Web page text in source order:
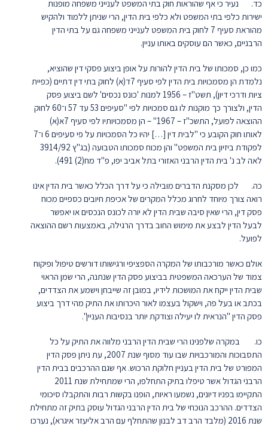
כד. נעיר כי אף שהוראות חוק בתי המשפט לענייני משפחה מופנות
ישירות כלפי בתי המשפט ולא כלפי בית הדין, הרי שניתן ללמוד ולהקיש
מהוראת סעיף 7 לחוק בית המשפט לענייני משפחה גם על בתי הדין
הרבניים, כאשר הם עוסקים באותו עניין.
כמו כן, סמכותו של בית הדין להורות על אופן ביצוע פסקי דין שהוציא,
נלמדת הן מסמכויות בית הדין לפי סעיף 7ד(א) לחוק בתי דין דתיים (כפיית
ציות ודרכי דיון), תשט"ז – 1956 למנות 'כונס נכסים' לשם ביצוע פסק
הדין, ולצורך כך מוקנות לו גם סמכויות לפי "סעיפים 53 עד 57 ו־60 לחוק
ההוצאה לפועל, התשכ"ז – 1967" – הן מסמכויותיו לפי סעיף 7א(א)
לאותו חוק הקובע כי "לבית דין […] יהיו כל הסמכויות על פי סעיפים 6 ו־7
לפקודת ביזיון בית המשפט" והן מכוח סמכותו הטבועה (בג"ץ 3914/92
לאה לב נ' בית הדין הרבני האזורי בתל אביב יפו, פ"ד מח(2) 491).
כה. לכן מסקנת הדברים מובילה כי על דרך הכלל כאשר בית הדין אינו
רואה צורך מיוחד לחרוג מכלל המקרים של אכיפת חיובים כספיים מכוח
פסק דין, הרי שאין סיבה שבית הדין לא יורה לכונס הנכסים או יאפשר
לבעל הדין לבצע את מימוש החוב בדרך הרגילה, באמצעות רשם ההוצאה
לפועל.
אולם כאשר מורכבותו של המקרה הספציפי ורגישותו דורשים טיפול ופיקוח
צמוד של הערכאה המשפטית בביצוע פסק הדין שנתנה, הרי שמן הראוי
שבית הדין ייקח את המושכות לידיו, במובן זה שייבחן וישמע את הצדדים,
בכתב או בעל פה, וישקול בעצמו לאור היכרותו את התיק מהי דרך ביצוע
פסק הדין "הנראית לו יעילה וצודקת יותר בנסיבות העניין".
כו. במקרה שלפנינו הרי שבית הדין הרבני מלווה את התיק על כל
התסבוכות והמורכבויות שבו עוד מסוף שנת 2007, עת ניתן פסק הדין
המפורט של בית הדין בעניין חלוקת הרכוש. אף שגם ההרכבים בבית הדין
הרבני הגדול אשר טיפלו בתיק התחלפו, הרי שמתחילת שנת 2011
התקיימו בפניו דיונים, נשמעו ראיות, הופנו בקשות רבות והתקבלו סיכומי
הצדדים. ההרכב הנוכחי של בית הדין הרבני הגדול עוסק בתיק זה מתחילת
שנת 2016 (מלבד הרב דב לבנון שהתחלף עם הרב אליעזר איגרא), נערכו